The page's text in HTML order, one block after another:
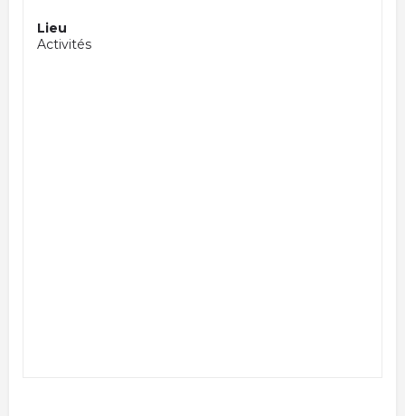
Lieu
Activités